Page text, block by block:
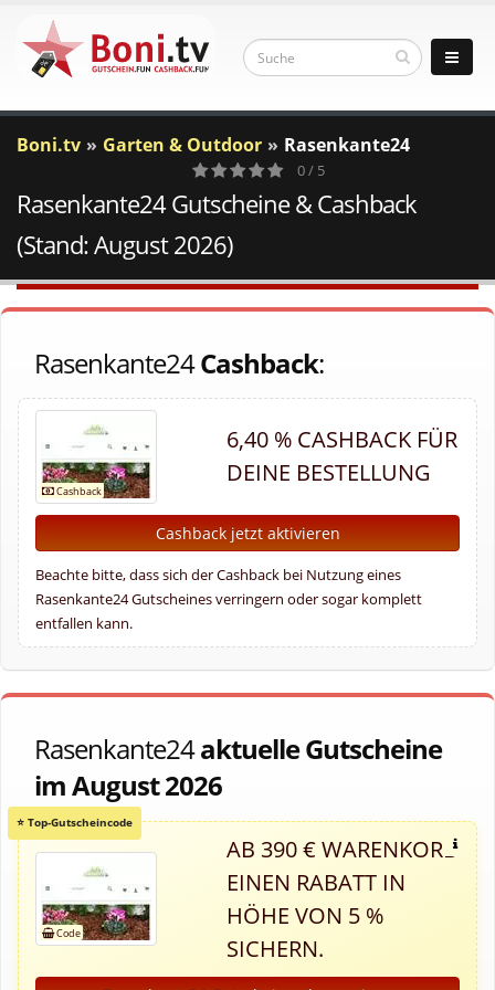
Boni.tv Garten & Outdoor Rasenkante24
0
Votes
0 / 5
Rasenkante24 Gutscheine & Cashback
(Stand: August 2026)
Rasenkante24Cashback:
6,40 % CASHBACK FÜR
DEINE BESTELLUNG
Cashback jetzt aktivieren
Beachte bitte, dass sich der Cashback bei Nutzung eines
Rasenkante24 Gutscheines verringern oder sogar komplett
entfallen kann.
Rasenkante24aktuelle Gutscheine
im August 2026
AB 390 € WARENKORB
EINEN RABATT IN
HÖHE VON 5 %
SICHERN.